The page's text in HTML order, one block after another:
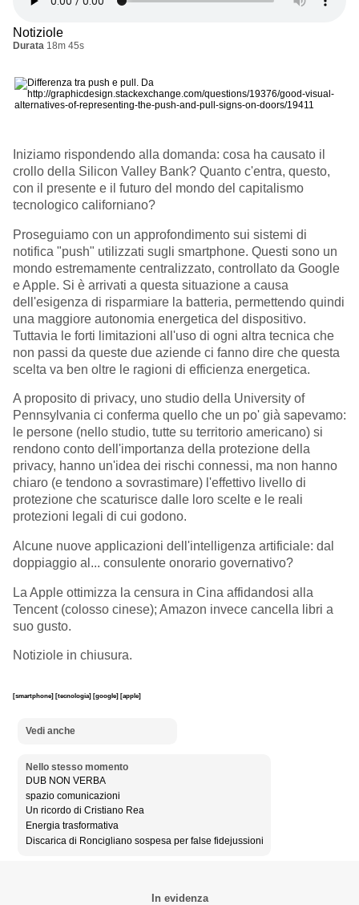
Notiziole
Durata 18m 45s
Iniziamo rispondendo alla domanda: cosa ha causato il
crollo della Silicon Valley Bank? Quanto c'entra, questo,
con il presente e il futuro del mondo del capitalismo
tecnologico californiano?
Proseguiamo con un approfondimento sui sistemi di
notifica "push" utilizzati sugli smartphone. Questi sono un
mondo estremamente centralizzato, controllato da Google
e Apple. Si è arrivati a questa situazione a causa
dell'esigenza di risparmiare la batteria, permettendo quindi
una maggiore autonomia energetica del dispositivo.
Tuttavia le forti limitazioni all'uso di ogni altra tecnica che
non passi da queste due aziende ci fanno dire che questa
scelta va ben oltre le ragioni di efficienza energetica.
A proposito di privacy, uno studio della University of
Pennsylvania ci conferma quello che un po' già sapevamo:
le persone (nello studio, tutte su territorio americano) si
rendono conto dell'importanza della protezione della
privacy, hanno un'idea dei rischi connessi, ma non hanno
chiaro (e tendono a sovrastimare) l'effettivo livello di
protezione che scaturisce dalle loro scelte e le reali
protezioni legali di cui godono.
Alcune nuove applicazioni dell'intelligenza artificiale: dal
doppiaggio al... consulente onorario governativo?
La Apple ottimizza la censura in Cina affidandosi alla
Tencent (colosso cinese); Amazon invece cancella libri a
suo gusto.
Notiziole in chiusura.
[smartphone] [tecnologia] [google] [apple]
Vedi anche
Nello stesso momento
DUB NON VERBA
spazio comunicazioni
Un ricordo di Cristiano Rea
Energia trasformativa
Discarica di Roncigliano sospesa per false fidejussioni
In evidenza